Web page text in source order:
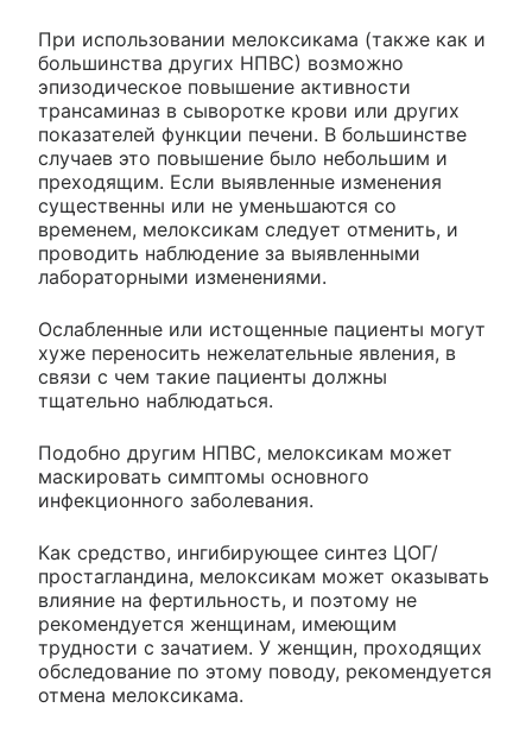
При использовании мелоксикама (также как и
большинства других НПВС) возможно
эпизодическое повышение активности
трансаминаз в сыворотке крови или других
показателей функции печени. В большинстве
случаев это повышение было небольшим и
преходящим. Если выявленные изменения
существенны или не уменьшаются со
временем, мелоксикам следует отменить, и
проводить наблюдение за выявленными
лабораторными изменениями.
Ослабленные или истощенные пациенты могут
хуже переносить нежелательные явления, в
связи с чем такие пациенты должны
тщательно наблюдаться.
Подобно другим НПВС, мелоксикам может
маскировать симптомы основного
инфекционного заболевания.
Как средство, ингибирующее синтез ЦОГ/
простагландина, мелоксикам может оказывать
влияние на фертильность, и поэтому не
рекомендуется женщинам, имеющим
трудности с зачатием. У женщин, проходящих
обследование по этому поводу, рекомендуется
отмена мелоксикама.